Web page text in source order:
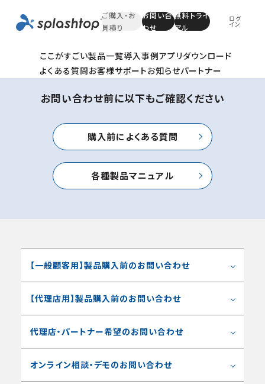
ご購入・お
見積り
お問い合
わせ
無料トライ
アル
ログ
イン
ここがすごい製品一覧導入事例アプリダウンロード
よくある質問お客様サポートお知らせパートナー
Contact
お問い合わせ前に以下もご確認ください
購入前によくある質問
各種製品マニュアル
【一般顧客用】製品購入前のお問い合わせ
【代理店用】製品購入前のお問い合わせ
代理店・パートナー希望のお問い合わせ
オンライン相談・デモのお問い合わせ